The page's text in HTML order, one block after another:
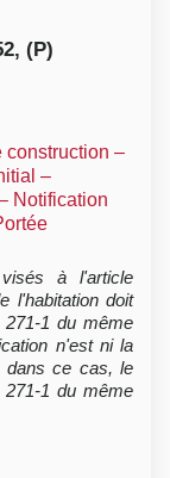
(P)
construction –
–
Notification
à l'article
l'habitation doit
1 du même
n'est ni la
dans ce cas, le
271-1 du même